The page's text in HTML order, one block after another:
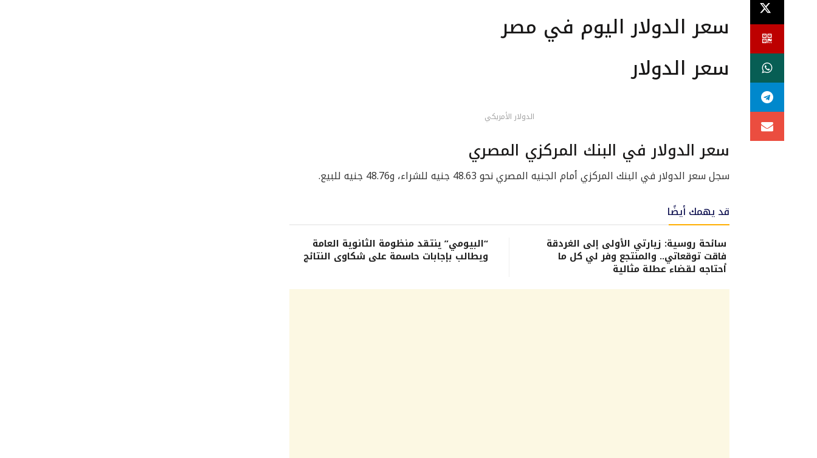
سعر الدولار اليوم في مصر
سعر الدولار
الدولار الأمريكي
سعر الدولار في البنك المركزي المصري
سجل سعر الدولار في البنك المركزي أمام الجنيه المصري نحو 48.63 جنيه للشراء، و48.76 جنيه للبيع.
قد يهمك أيضًا
سائحة روسية: زيارتي الأولى إلى الغردقة
فاقت توقعاتي.. والمنتجع وفر لي كل ما
أحتاجه لقضاء عطلة مثالية
“البيومي” ينتقد منظومة الثانوية العامة
ويطالب بإجابات حاسمة على شكاوى النتائج